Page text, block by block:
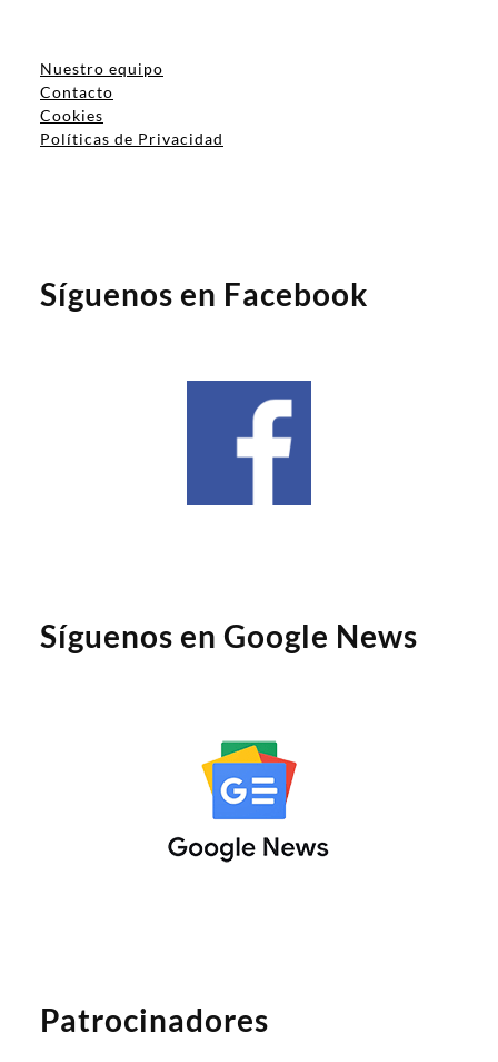
Nuestro equipo
Contacto
Cookies
Políticas de Privacidad
Síguenos en Facebook
Síguenos en Google News
Patrocinadores